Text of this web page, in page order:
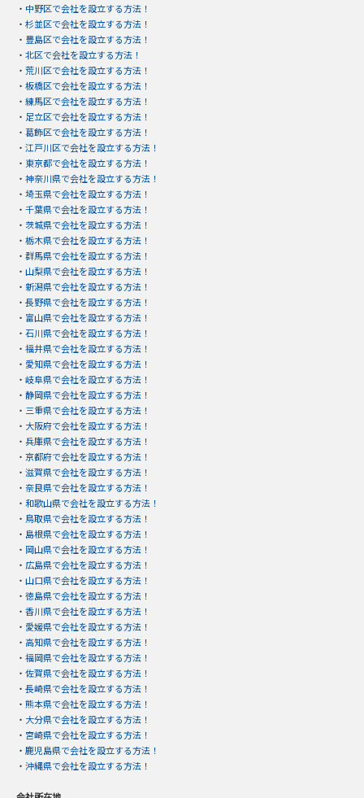
・ 中野区で会社を設立する方法！
・ 杉並区で会社を設立する方法！
・ 豊島区で会社を設立する方法！
・ 北区で会社を設立する方法！
・ 荒川区で会社を設立する方法！
・ 板橋区で会社を設立する方法！
・ 練馬区で会社を設立する方法！
・ 足立区で会社を設立する方法！
・ 葛飾区で会社を設立する方法！
・ 江戸川区で会社を設立する方法！
・ 東京都で会社を設立する方法！
・ 神奈川県で会社を設立する方法！
・ 埼玉県で会社を設立する方法！
・ 千葉県で会社を設立する方法！
・ 茨城県で会社を設立する方法！
・ 栃木県で会社を設立する方法！
・ 群馬県で会社を設立する方法！
・ 山梨県で会社を設立する方法！
・ 新潟県で会社を設立する方法！
・ 長野県で会社を設立する方法！
・ 富山県で会社を設立する方法！
・ 石川県で会社を設立する方法！
・ 福井県で会社を設立する方法！
・ 愛知県で会社を設立する方法！
・ 岐阜県で会社を設立する方法！
・ 静岡県で会社を設立する方法！
・ 三重県で会社を設立する方法！
・ 大阪府で会社を設立する方法！
・ 兵庫県で会社を設立する方法！
・ 京都府で会社を設立する方法！
・ 滋賀県で会社を設立する方法！
・ 奈良県で会社を設立する方法！
・ 和歌山県で会社を設立する方法！
・ 鳥取県で会社を設立する方法！
・ 島根県で会社を設立する方法！
・ 岡山県で会社を設立する方法！
・ 広島県で会社を設立する方法！
・ 山口県で会社を設立する方法！
・ 徳島県で会社を設立する方法！
・ 香川県で会社を設立する方法！
・ 愛媛県で会社を設立する方法！
・ 高知県で会社を設立する方法！
・ 福岡県で会社を設立する方法！
・ 佐賀県で会社を設立する方法！
・ 長崎県で会社を設立する方法！
・ 熊本県で会社を設立する方法！
・ 大分県で会社を設立する方法！
・ 宮崎県で会社を設立する方法！
・ 鹿児島県で会社を設立する方法！
・ 沖縄県で会社を設立する方法！